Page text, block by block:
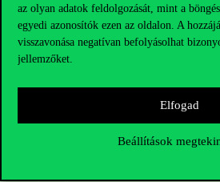
az olyan adatok feldolgozását, mint a
egyedi azonosítók ezen az oldalon. A
visszavonása negatívan befolyásolhat
jellemzőket.
Elfogad
Beállítások
Hasznos linkek